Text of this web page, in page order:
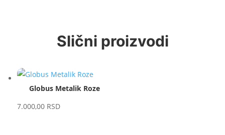
Slični proizvodi
Globus Metalik Roze
7.000,00 RSD